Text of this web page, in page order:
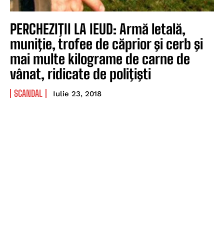
PERCHEZIŢII LA IEUD: Armă letală,
muniţie, trofee de căprior şi cerb şi
mai multe kilograme de carne de
vânat, ridicate de poliţişti
SCANDAL Iulie 23, 2018